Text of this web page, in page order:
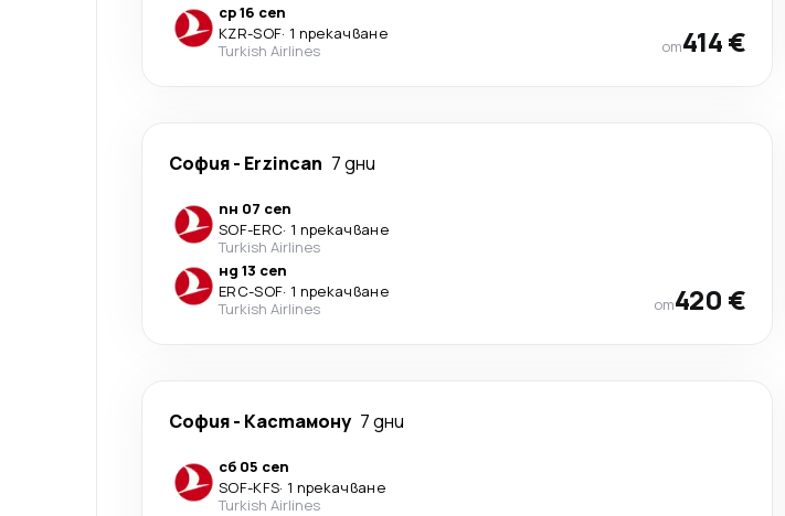
ср 16 сеп
KZR-SOF· 1 прекачване
Turkish Airlines
от414 €
София- Erzincan 7 дни
пн 07 сеп
SOF-ERC· 1 прекачване
Turkish Airlines
нд 13 сеп
ERC-SOF· 1 прекачване
Turkish Airlines
от420 €
София- Кастамону 7 дни
сб 05 сеп
SOF-KFS· 1 прекачване
Turkish Airlines